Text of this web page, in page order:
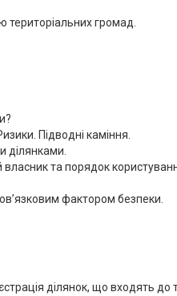
територіальних громад.
Підводні каміння.
ділянками.
та порядок
фактором безпеки.
ділянок, що входять до